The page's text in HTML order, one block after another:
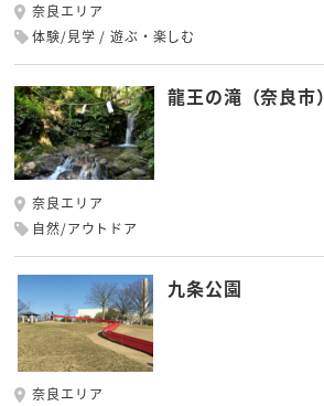
奈良エリア
体験/見学
遊ぶ・楽しむ
龍王の滝（奈良市）
奈良エリア
自然/アウトドア
九条公園
奈良エリア